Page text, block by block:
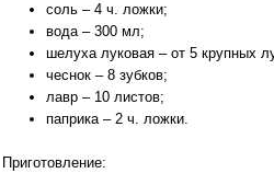
соль – 4 ч. ложки;
вода – 300 мл;
шелуха луковая – от 5 крупных
чеснок – 8 зубков;
лавр – 10 листов;
паприка – 2 ч. ложки.
Приготовление: